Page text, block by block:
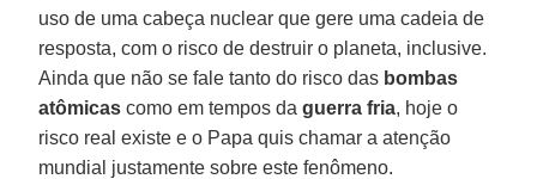
uso de uma cabeça nuclear que gere uma cadeia de
resposta, com o risco de destruir o planeta, inclusive.
Ainda que não se fale tanto do risco das bombas
atômicas como em tempos daguerra fria, hoje o
risco real existe e o Papa quis chamar a atenção
mundial justamente sobre este fenômeno.